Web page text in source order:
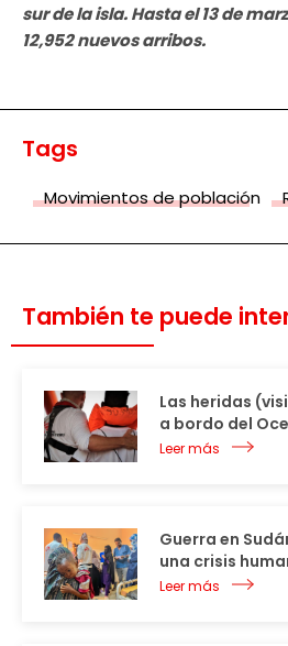
sur de la isla.Hasta el 13 de
12,952 nuevos arribos.
Tags
Movimientos de población
También te puede
Las heridas
a bordo del
Leer más
Guerra en
una crisis
Leer más